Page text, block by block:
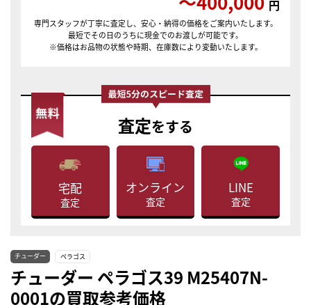
円
専門スタッフが丁寧に査定し、安心・納得の価格をご案内いたします。
最短でその日のうちに現金でのお渡しが可能です。
※価格はお品物の状態や時期、在庫数により変動いたします。
査定をする
宅配
査定
オンライン
査定
LINE
査定
チューダー ペラゴス
チューダー ペラゴス39 M25407N-
0001の買取参考価格